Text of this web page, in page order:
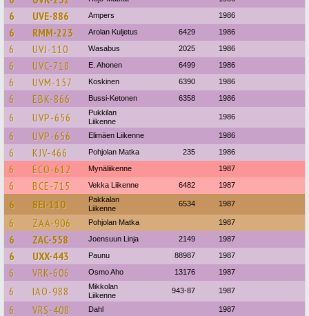
6 UVE-886 Ampers 1986
6 RMM-223 Arolan Kuljetus 6429 1986
6 UVJ-110 Wasabus 2025 1986
6 UVC-718 E. Ahonen 6499 1986
6 UVM-157 Koskinen 6390 1986
6 EBK-866 Bussi-Ketonen 6358 1986
6 UVP-656
Pukkilan
Liikenne
1986
6 UVP-656 Elimäen Liikenne 1986
6 KJV-466 Pohjolan Matka 235 1986
6 ECO-612 Mynäliikenne 1987
6 BCE-715 Vekka Liikenne 6482 1987
6 BEI-110
Pakkalan
Liikenne
6534 1987
6 ZAA-906 Pohjolan Matka 1987
6 ZAC-558 Joensuun Linja 2149 1987
6 UXX-443 Paunu 88987 1987
6 VRK-606 Osmo Aho 13176 1987
6 IAO-988
Mikkolan
Liikenne
943-87 1987
6 VRS-408 Dahl 1987